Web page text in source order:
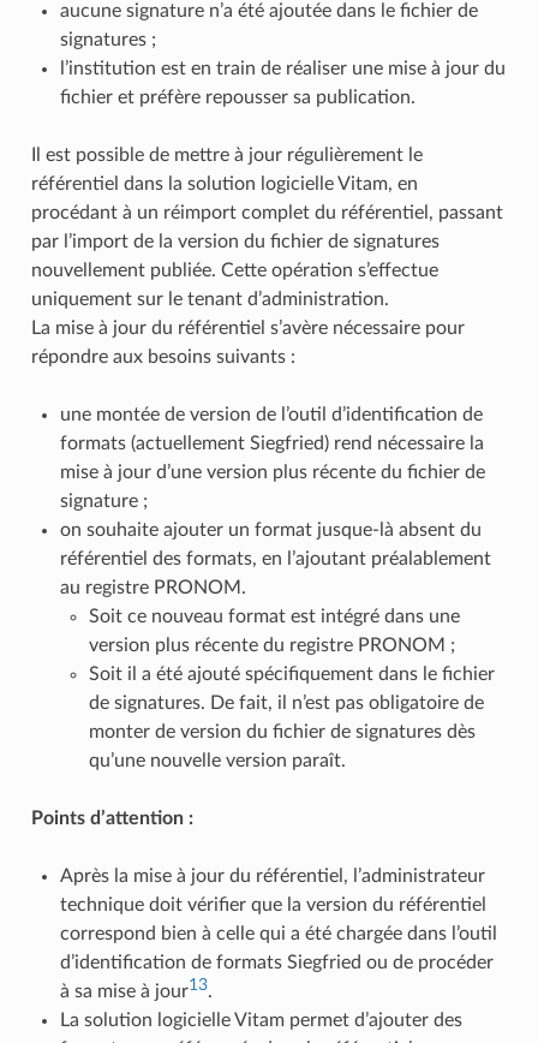
aucune signature n’a été ajoutée dans le fichier de
signatures ;
l’institution est en train de réaliser une mise à jour du
fichier et préfère repousser sa publication.
Il est possible de mettre à jour régulièrement le
référentiel dans la solution logicielle Vitam, en
procédant à un réimport complet du référentiel, passant
par l’import de la version du fichier de signatures
nouvellement publiée. Cette opération s’effectue
uniquement sur le tenant d’administration.
La mise à jour du référentiel s’avère nécessaire pour
répondre aux besoins suivants :
une montée de version de l’outil d’identification de
formats (actuellement Siegfried) rend nécessaire la
mise à jour d’une version plus récente du fichier de
signature ;
on souhaite ajouter un format jusque-là absent du
référentiel des formats, en l’ajoutant préalablement
au registre PRONOM.
Soit ce nouveau format est intégré dans une
version plus récente du registre PRONOM ;
Soit il a été ajouté spécifiquement dans le fichier
de signatures. De fait, il n’est pas obligatoire de
monter de version du fichier de signatures dès
qu’une nouvelle version paraît.
Points d’attention :
Après la mise à jour du référentiel, l’administrateur
technique doit vérifier que la version du référentiel
correspond bien à celle qui a été chargée dans l’outil
d’identification de formats Siegfried ou de procéder
à sa mise à jour13.
La solution logicielle Vitam permet d’ajouter des